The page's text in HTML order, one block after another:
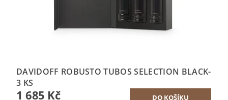
DAVIDOFF ROBUSTO TUBOS SELECTION BLACK-
3 KS
1 685 Kč